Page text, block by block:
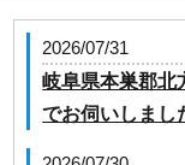
2026/07/31
岐阜県本巣郡北
でお伺いしまし